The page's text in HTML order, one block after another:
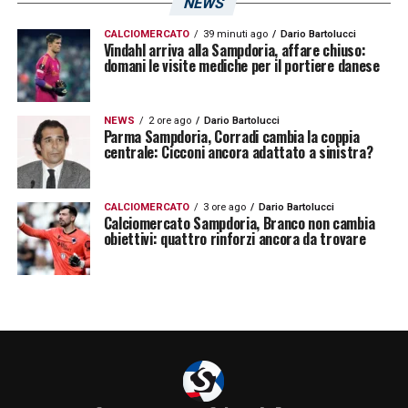
CALCIOMERCATO 39 minuti ago Dario Bartolucci
Vindahl arriva alla Sampdoria, affare chiuso:
domani le visite mediche per il portiere danese
NEWS 2 ore ago Dario Bartolucci
Parma Sampdoria, Corradi cambia la coppia
centrale: Cicconi ancora adattato a sinistra?
CALCIOMERCATO 3 ore ago Dario Bartolucci
Calciomercato Sampdoria, Branco non cambia
obiettivi: quattro rinforzi ancora da trovare